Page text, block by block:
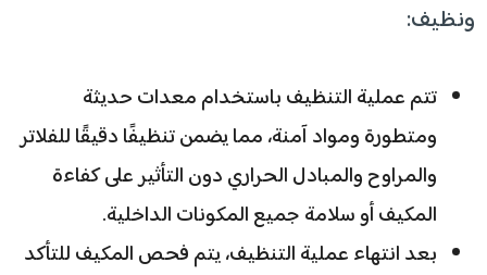
ونظيف:
تتم عملية التنظيف باستخدام معدات حديثة
ومتطورة ومواد آمنة، مما يضمن تنظيفًا دقيقًا للفلاتر
والمراوح والمبادل الحراري دون التأثير على كفاءة
المكيف أو سلامة جميع المكونات الداخلية.
بعد انتهاء عملية التنظيف، يتم فحص المكيف للتأكد